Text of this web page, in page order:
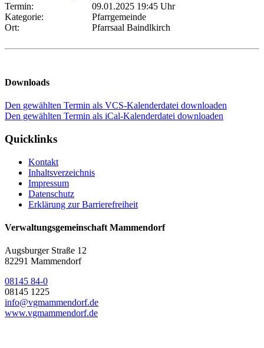
Termin:
09.01.2025 19:45 Uhr
Kategorie:
Pfarrgemeinde
Ort:
Pfarrsaal Baindlkirch
Downloads
Den gewählten Termin als VCS-Kalenderdatei downloaden
Den gewählten Termin als iCal-Kalenderdatei downloaden
Quicklinks
Kontakt
Inhaltsverzeichnis
Impressum
Datenschutz
Erklärung zur Barrierefreiheit
Verwaltungsgemeinschaft Mammendorf
Augsburger Straße 12
82291 Mammendorf
08145 84-0
08145 1225
info@vgmammendorf.de
www.vgmammendorf.de